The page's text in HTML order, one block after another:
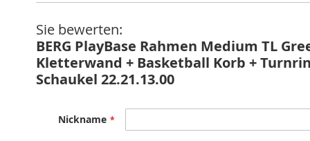
Sie bewerten:
BERG PlayBase Rahmen Medium TL
Kletterwand + Basketball Korb +
Schaukel 22.21.13.00
Nickname